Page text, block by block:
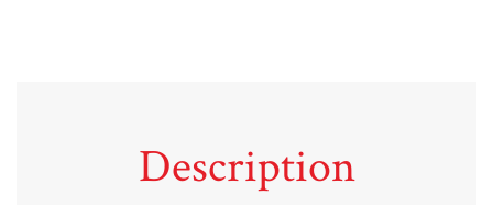
Description